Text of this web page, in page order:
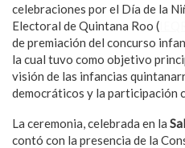
celebraciones por el Día de la
Electoral de Quintana Roo (
de premiación del concurso
la cual tuvo como objetivo
visión de las infancias
democráticos y la participación
La ceremonia, celebrada en la
contó con la presencia de la